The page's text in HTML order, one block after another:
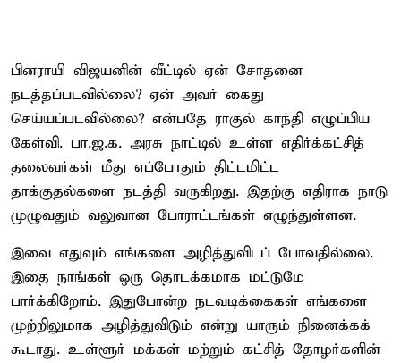
பினராயி விஜயனின் வீட்டில் ஏன் சோதனை
நடத்தப்படவில்லை? ஏன் அவர் கைது
செய்யப்படவில்லை? என்பதே ராகுல் காந்தி எழுப்பிய
கேள்வி. பா.ஜ.க. அரசு நாட்டில் உள்ள எதிர்க்கட்சித்
தலைவர்கள் மீது எப்போதும் திட்டமிட்ட
தாக்குதல்களை நடத்தி வருகிறது. இதற்கு எதிராக நாடு
முழுவதும் வலுவான போராட்டங்கள் எழுந்துள்ளன.
இவை எதுவும் எங்களை அழித்துவிடப் போவதில்லை.
இதை நாங்கள் ஒரு தொடக்கமாக மட்டுமே
பார்க்கிறோம். இதுபோன்ற நடவடிக்கைகள் எங்களை
முற்றிலுமாக அழித்துவிடும் என்று யாரும் நினைக்கக்
கூடாது. உள்ளூர் மக்கள் மற்றும் கட்சித் தோழர்களின்